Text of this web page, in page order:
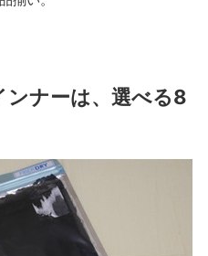
ンナーは、選べる8